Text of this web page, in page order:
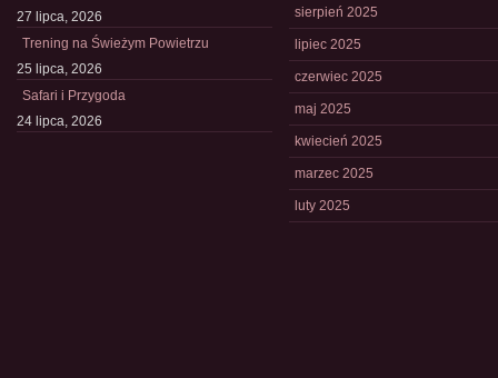
27 lipca, 2026
Trening na Świeżym Powietrzu
25 lipca, 2026
Safari i Przygoda
24 lipca, 2026
sierpień 2025
lipiec 2025
czerwiec 2025
maj 2025
kwiecień 2025
marzec 2025
luty 2025